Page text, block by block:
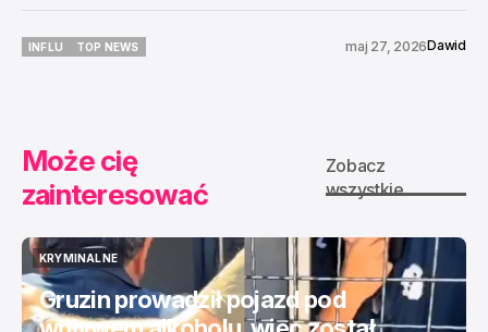
INFLU
TOP NEWS
maj 27, 2026Dawid
Może cię
zainteresować
Zobacz
wszystkie
KRYMINALNE
KRYMINALNE
Gruzin prowadził pojazd pod